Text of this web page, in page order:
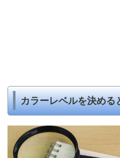
カラーレベルを決める